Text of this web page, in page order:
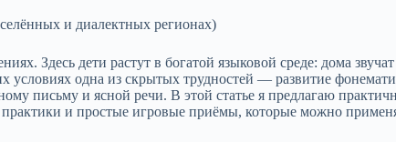
и диалектных регионах)
Здесь дети растут в богатой языковой среде: дома
условиях одна из скрытых трудностей — развитие
письму и ясной речи. В этой статье я предлагаю
и простые игровые приёмы, которые можно